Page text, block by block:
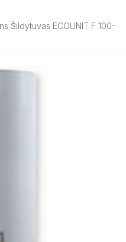
Šildytuvas ECOUNIT F 100-